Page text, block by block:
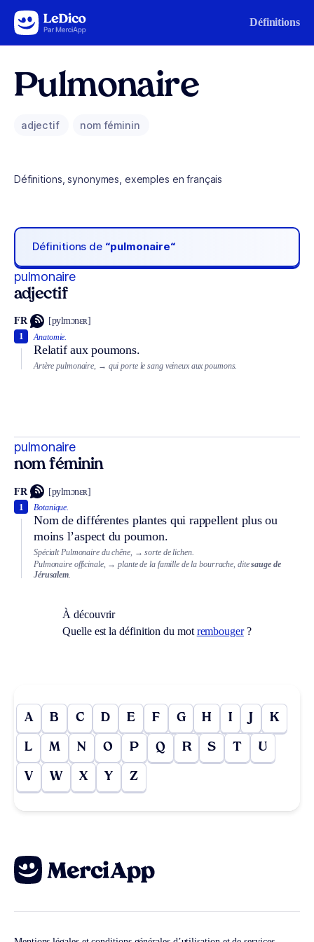
Aller au contenu Définitions
Pulmonaire
adjectif nom féminin
Définitions, synonymes, exemples en français
Définitions de “pulmonaire“
pulmonaire
adjectif
FR [pylmɔnɛʀ]
Anatomie.
Relatif aux poumons.
1
Artère pulmonaire, → qui porte le sang veineux aux poumons.
pulmonaire
nom féminin
FR [pylmɔnɛʀ]
Botanique.
Nom de différentes plantes qui rappellent plus ou
moins l’aspect du poumon.
1
Spécialt Pulmonaire du chêne, → sorte de lichen.
Pulmonaire officinale, → plante de la famille de la bourrache, ditesauge de
Jérusalem
À découvrir
Quelle est la définition du mot rembouger?
A B C D E F G H I J K
L M N O P Q R S T U
V W X Y Z